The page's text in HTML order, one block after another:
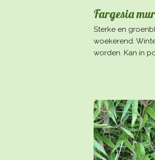
Fargesia
Sterke en
woekerend.
worden. Kan in